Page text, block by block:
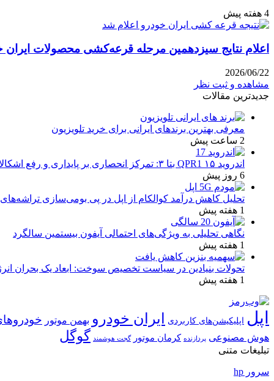
4 هفته پیش
اعلام نتایج سیزدهمین مرحله قرعه‌کشی محصولات ایران خودرو: مهلت ۱۰
2026/06/22
مشاهده و ثبت نظر
جدیدترین مقالات
معرفی بهترین برندهای ایرانی برای خرید تلویزیون
2 ساعت پیش
اندروید ۱۵ QPR1 بتا ۳: تمرکز انحصاری بر پایداری و رفع اشکالات
6 روز پیش
تحلیل کاهش درآمد کوالکام از اپل در پی بومی‌سازی
1 هفته پیش
نگاهی تحلیلی به ویژگی‌های احتمالی آیفون بیستمین سالگرد
1 هفته پیش
تحولات بنیادین در سیاست تخصیص سوخت: ابعاد یک بحران
1 هفته پیش
اپل اپلیکیشن‌های کاربردی ایران خودرو بهمن موتور
هوش مصنوعی پردازنده کرمان موتور گجت هوشمند گوگل
تبلیغات متنی
سرور hp